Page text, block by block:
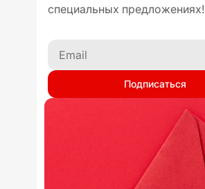
специальных предложениях!
Подписаться